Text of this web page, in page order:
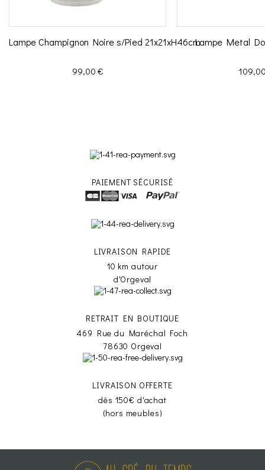
Lampe Champignon Noire s/Pied 21x21xH46cm
Prix
99,00 €
Lampe Metal
Prix
PAIEMENT SÉCURISÉ
LIVRAISON RAPIDE
10 km autour
d'Orgeval
RETRAIT EN BOUTIQUE
469 Rue du Maréchal Foch
78630 Orgeval
LIVRAISON OFFERTE
dès 150€ d'achat
(hors meubles)